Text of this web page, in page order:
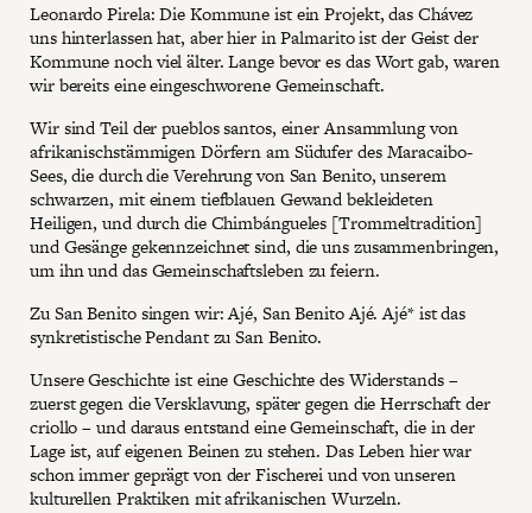
Leonardo Pirela: Die Kommune ist ein Projekt, das Chávez
uns hinterlassen hat, aber hier in Palmarito ist der Geist der
Kommune noch viel älter. Lange bevor es das Wort gab, waren
wir bereits eine eingeschworene Gemeinschaft.
Wir sind Teil der pueblos santos, einer Ansammlung von
afrikanischstämmigen Dörfern am Südufer des Maracaibo-
Sees, die durch die Verehrung von San Benito, unserem
schwarzen, mit einem tiefblauen Gewand bekleideten
Heiligen, und durch die Chimbángueles [Trommeltradition]
und Gesänge gekennzeichnet sind, die uns zusammenbringen,
um ihn und das Gemeinschaftsleben zu feiern.
Zu San Benito singen wir: Ajé, San Benito Ajé. Ajé* ist das
synkretistische Pendant zu San Benito.
Unsere Geschichte ist eine Geschichte des Widerstands –
zuerst gegen die Versklavung, später gegen die Herrschaft der
criollo – und daraus entstand eine Gemeinschaft, die in der
Lage ist, auf eigenen Beinen zu stehen. Das Leben hier war
schon immer geprägt von der Fischerei und von unseren
kulturellen Praktiken mit afrikanischen Wurzeln.